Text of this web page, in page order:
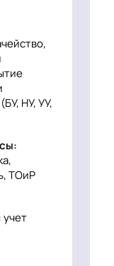
НУ, УУ,
ТОиР
учет